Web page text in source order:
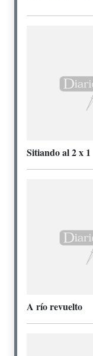
Sitiando al 2 x 1
A río revuelto